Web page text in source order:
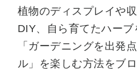
植物のディスプレイや
DIY、自ら育てたハー
「ガーデニングを出発
ル」を楽しむ方法をブロ